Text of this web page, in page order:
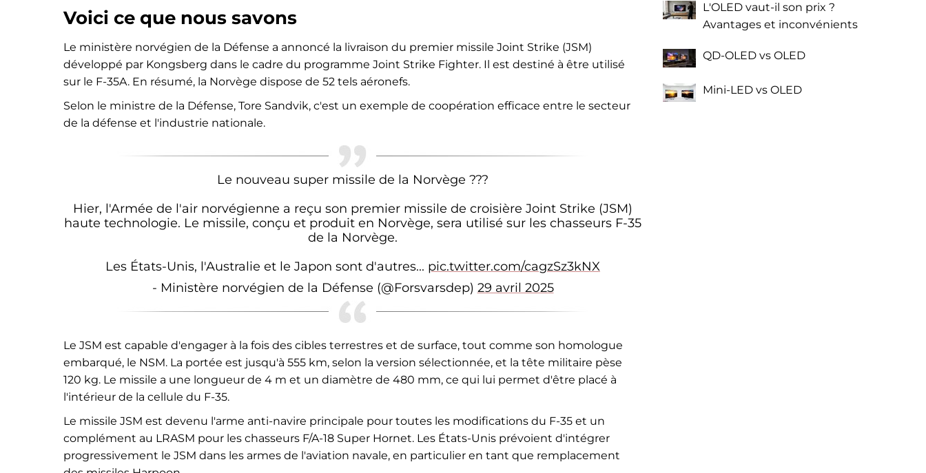
Voici ce que nous savons
Le ministère norvégien de la Défense a annoncé la livraison du premier missile Joint Strike (JSM)
développé par Kongsberg dans le cadre du programme Joint Strike Fighter. Il est destiné à être utilisé
sur le F-35A. En résumé, la Norvège dispose de 52 tels aéronefs.
Selon le ministre de la Défense, Tore Sandvik, c'est un exemple de coopération efficace entre le secteur
de la défense et l'industrie nationale.
Le nouveau super missile de la Norvège ???
Hier, l'Armée de l'air norvégienne a reçu son premier missile de croisière Joint Strike (JSM)
haute technologie. Le missile, conçu et produit en Norvège, sera utilisé sur les chasseurs F-35
de la Norvège.
Les États-Unis, l'Australie et le Japon sont d'autres... pic.twitter.com/cagzSz3kNX
- Ministère norvégien de la Défense (@Forsvarsdep) 29 avril 2025
Le JSM est capable d'engager à la fois des cibles terrestres et de surface, tout comme son homologue
embarqué, le NSM. La portée est jusqu'à 555 km, selon la version sélectionnée, et la tête militaire pèse
120 kg. Le missile a une longueur de 4 m et un diamètre de 480 mm, ce qui lui permet d'être placé à
l'intérieur de la cellule du F-35.
Le missile JSM est devenu l'arme anti-navire principale pour toutes les modifications du F-35 et un
complément au LRASM pour les chasseurs F/A-18 Super Hornet. Les États-Unis prévoient d'intégrer
progressivement le JSM dans les armes de l'aviation navale, en particulier en tant que remplacement
L'OLED vaut-il son prix ?
Avantages et inconvénients
QD-OLED vs OLED
Mini-LED vs OLED